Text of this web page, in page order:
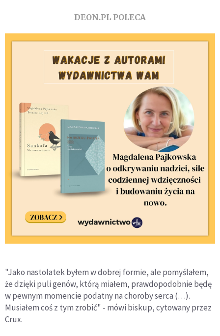
DEON.PL POLECA
"Jako nastolatek byłem w dobrej formie, ale pomyślałem,
że dzięki puli genów, którą miałem, prawdopodobnie będę
w pewnym momencie podatny na choroby serca (…). ​
Musiałem coś z tym zrobić" - mówi biskup, cytowany przez
Crux.